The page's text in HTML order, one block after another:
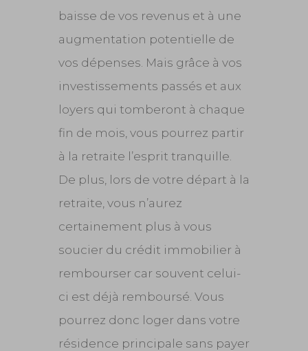
baisse de vos revenus et à une
augmentation potentielle de
vos dépenses. Mais grâce à vos
investissements passés et aux
loyers qui tomberont à chaque
fin de mois, vous pourrez partir
à la retraite l’esprit tranquille.
De plus, lors de votre départ à la
retraite, vous n’aurez
certainement plus à vous
soucier du crédit immobilier à
rembourser car souvent celui-
ci est déjà remboursé. Vous
pourrez donc loger dans votre
résidence principale sans payer